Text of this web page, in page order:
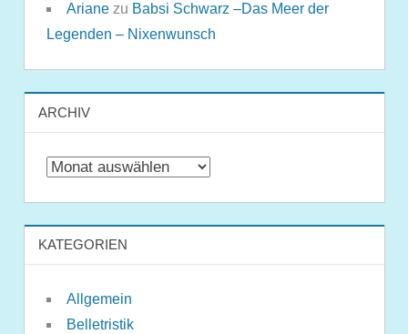
Arianezu Babsi Schwarz –Das Meer der
Legenden – Nixenwunsch
ARCHIV
Archiv
KATEGORIEN
Allgemein
Belletristik